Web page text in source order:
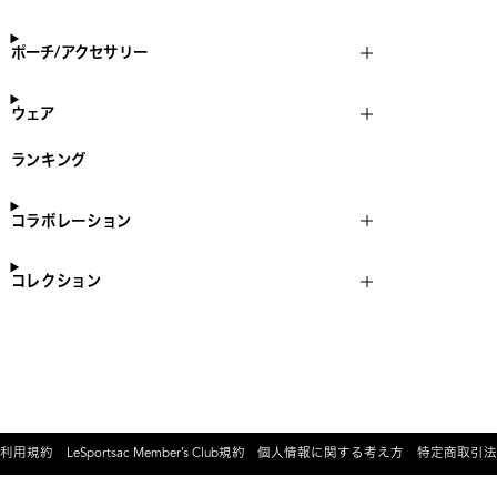
ポーチ/アクセサリー
ウェア
ランキング
コラボレーション
コレクション
利用規約 LeSportsac Member’s Club規約 個人情報に関する考え方 特定商取引